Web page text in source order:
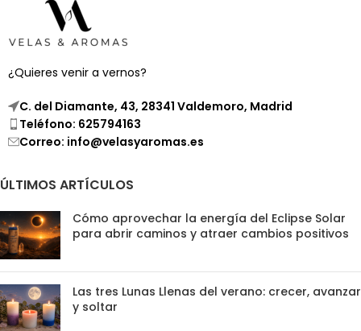
¿Quieres venir a vernos?
C. del Diamante, 43, 28341 Valdemoro, Madrid
Teléfono: 625794163
Correo: info@velasyaromas.es
ÚLTIMOS ARTÍCULOS
Cómo aprovechar la energía del Eclipse Solar
para abrir caminos y atraer cambios positivos
Las tres Lunas Llenas del verano: crecer, avanzar
y soltar